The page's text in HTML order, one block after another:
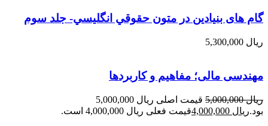
گام های بنیادین در متون حقوقي انگليسي- جلد سوم
ریال
مهندسی مالی؛ مفاهیم و کاربردها
ریال5,000,000
قیمت اصلی ریال 5,000,000
بود.ریال قیمت فعلی ریال 4,000,000 است.